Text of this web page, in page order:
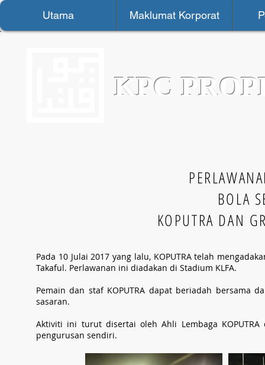
Utama Maklumat Korporat
KPC
BOLA
KOPUTRA DAN
Pada 10 Julai 2017 yang lalu, KOPUTRA telah
Takaful. Perlawanan ini diadakan di Stadium KLFA.
Pemain dan staf KOPUTRA dapat beriadah bersama
sasaran.
Aktiviti ini turut disertai oleh Ahli Lembaga
pengurusan sendiri.